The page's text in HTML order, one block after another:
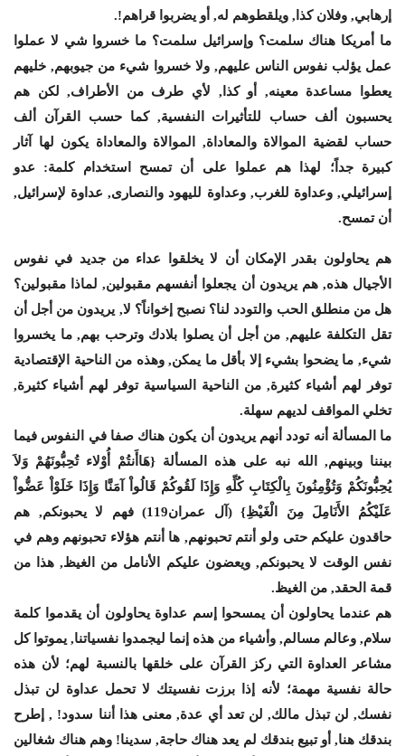
إرهابي, وفلان كذا, ويلقطوهم له, أو يضربوا قراهم!.
ما أمريكا هناك سلمت؟ وإسرائيل سلمت؟ ما خسروا شي لا عملوا
عمل يؤلب نفوس الناس عليهم, ولا خسروا شيء من جيوبهم, خليهم
يعطوا مساعدة معينه, أو كذا, لأي طرف من الأطراف, لكن هم
يحسبون ألف حساب للتأثيرات النفسية, كما حسب القرآن ألف
حساب لقضية الموالاة والمعاداة, الموالاة والمعاداة يكون لها آثار
كبيرة جداً؛ لهذا هم عملوا على أن تمسح استخدام كلمة: عدو
إسرائيلي, وعداوة للغرب, وعداوة لليهود والنصارى, عداوة لإسرائيل,
أن تمسح.
هم يحاولون بقدر الإمكان أن لا يخلقوا عداء من جديد في نفوس
الأجيال هذه, هم يريدون أن يجعلوا أنفسهم مقبولين, لماذا مقبولين؟
هل من منطلق الحب والتودد لنا؟ نصبح إخواناً؟ لا, يريدون من أجل أن
تقل التكلفة عليهم, من أجل أن يصلوا بلادك وترحب بهم, ما يخسروا
شيء, ما يضحوا بشيء إلا بأقل ما يمكن, وهذه من الناحية الإقتصادية
توفر لهم أشياء كثيرة, من الناحية السياسية توفر لهم أشياء كثيرة,
تخلي المواقف لديهم سهلة.
ما المسألة أنه تودد أنهم يريدون أن يكون هناك صفا في النفوس فيما
بيننا وبينهم, الله نبه على هذه المسألة {هَاأَنتُمْ أُوْلاء تُحِبُّونَهُمْ وَلاَ
يُحِبُّونَكُمْ وَتُؤْمِنُونَ بِالْكِتَابِ كُلِّهِ وَإِذَا لَقُوكُمْ قَالُواْ آمَنَّا وَإِذَا خَلَوْاْ عَضُّواْ
عَلَيْكُمُ الأَنَامِلَ مِنَ الْغَيْظِ} (آل عمران119) فهم لا يحبونكم, هم
حاقدون عليكم حتى ولو أنتم تحبونهم, ها أنتم هؤلاء تحبونهم وهم في
نفس الوقت لا يحبونكم, ويعضون عليكم الأنامل من الغيظ, هذا من
قمة الحقد, من الغيظ.
هم عندما يحاولون أن يمسحوا إسم عداوة يحاولون أن يقدموا كلمة
سلام, وعالم مسالم, وأشياء من هذه إنما ليجمدوا نفسياتنا, يموتوا كل
مشاعر العداوة التي ركز القرآن على خلقها بالنسبة لهم؛ لأن هذه
حالة نفسية مهمة؛ لأنه إذا برزت نفسيتك لا تحمل عداوة لن تبذل
نفسك, لن تبذل مالك, لن تعد أي عدة, معنى هذا أننا سدود! , إطرح
بندقك هنا, أو تبيع بندقك لم يعد هناك حاجة, سدينا! وهم هناك شغالين